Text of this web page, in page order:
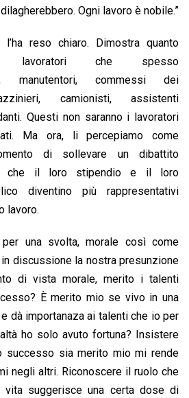
Ogni lavoro è nobile.”
l’ha reso chiaro. Dimostra quanto
lavoratori che spesso
manutentori, commessi dei
camionisti, assistenti
Questi non saranno i lavoratori
Ma ora, li percepiamo come
di sollevare un dibattito
che il loro stipendio e il loro
diventino più rappresentativi
lavoro.
una svolta, morale così come
discussione la nostra presunzione
di vista morale, merito i talenti
È merito mio se vivo in una
dà importanaza ai talenti che io per
ho solo avuto fortuna? Insistere
successo sia merito mio mi rende
negli altri. Riconoscere il ruolo che
vita suggerisce una certa dose di